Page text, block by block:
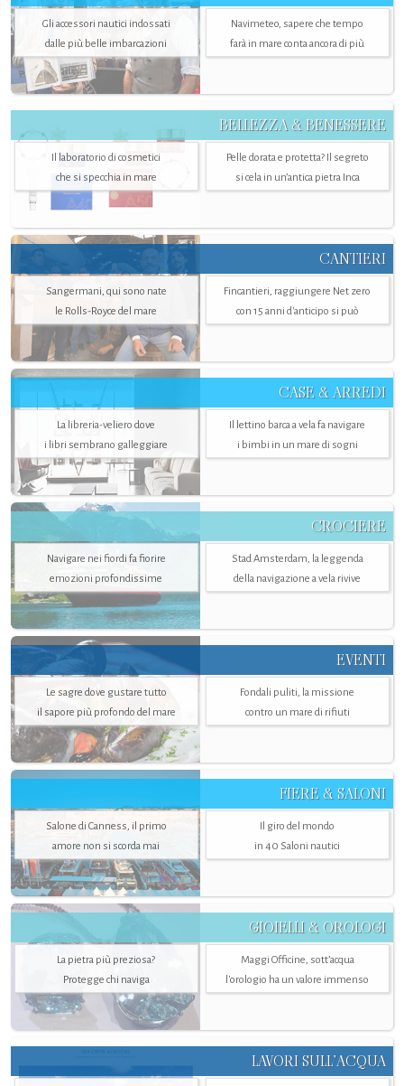
Gli accessori nautici indossati
dalle più belle imbarcazioni
Navimeteo, sapere che tempo
farà in mare conta ancora di più
BELLEZZA & BENESSERE
Il laboratorio di cosmetici
che si specchia in mare
Pelle dorata e protetta? Il segreto
si cela in un’antica pietra Inca
CANTIERI
Sangermani, qui sono nate
le Rolls-Royce del mare
Fincantieri, raggiungere Net zero
con 15 anni d'anticipo si può
CASE & ARREDI
La libreria-veliero dove
i libri sembrano galleggiare
Il lettino barca a vela fa navigare
i bimbi in un mare di sogni
CROCIERE
Navigare nei fiordi fa fiorire
emozioni profondissime
Stad Amsterdam, la leggenda
della navigazione a vela rivive
EVENTI
Le sagre dove gustare tutto
il sapore più profondo del mare
Fondali puliti, la missione
contro un mare di rifiuti
FIERE & SALONI
Salone di Canness, il primo
amore non si scorda mai
Il giro del mondo
in 40 Saloni nautici
GIOIELLI & OROLOGI
La pietra più preziosa?
Protegge chi naviga
Maggi Officine, sott’acqua
l'orologio ha un valore immenso
LAVORI SULL’ACQUA